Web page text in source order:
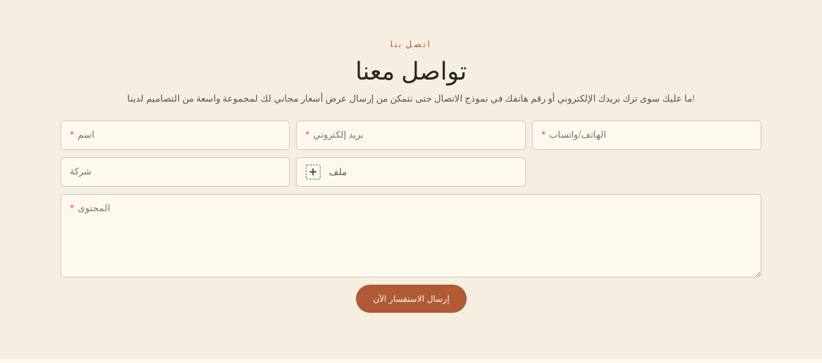
اتصل بنا
تواصل معنا
ما عليك سوى ترك بريدك الإلكتروني أو رقم هاتفك في نموذج الاتصال حتى نتمكن من إرسال عرض أسعار مجاني لك لمجموعة واسعة من التصاميم لدينا!
اسم بريد إلكتروني الهاتف/واتساب
شركة ملف
المحتوى
إرسال الاستفسار الآن